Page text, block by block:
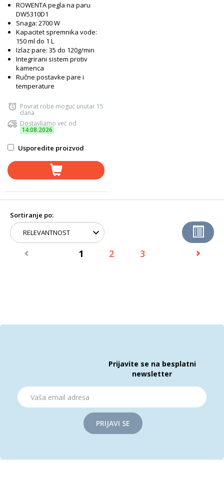
ROWENTA pegla na paru
DW5310D1
Snaga: 2700 W
Kapacitet spremnika vode:
150 ml do 1 L
Izlaz pare: 35 do 120g/min
Integrirani sistem protiv
kamenca
Ručne postavke pare i
temperature
Povrat robe moguć unutar 15
dana
Dostavljamo već od
14.08.2026
Usporedite proizvod
Sortiranje po:
1 2 3
Prijavite se na besplatni
newsletter
PRIJAVI SE